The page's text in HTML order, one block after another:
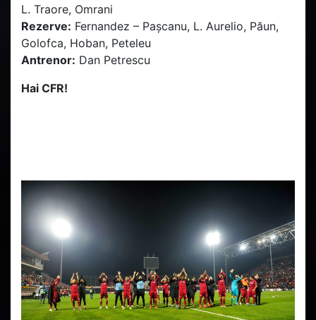
L. Traore, Omrani
Rezerve: Fernandez – Paşcanu, L. Aurelio, Păun,
Golofca, Hoban, Peteleu
Antrenor: Dan Petrescu
Hai CFR!